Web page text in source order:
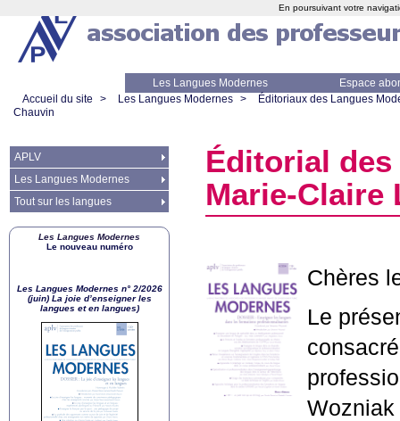
Les Langues Modernes
Espace
Accueil du site
> Les Langues Modernes >
Éditoriaux des Langues
Chauvin
Éditorial des
Marie-Claire
Chères
Le
APLV
Les Langues Modernes
Tout sur les langues
Les Langues Modernes
Le nouveau numéro
Les Langues Modernes n° 2/2026
(juin) La joie d’enseigner les
langues et en langues)
En poursuivant votre